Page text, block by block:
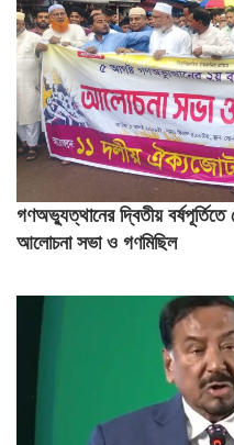
গণঅভ্যুত্থানের দ্বিতীয়
আলোচনা সভা ও গণমিছিল